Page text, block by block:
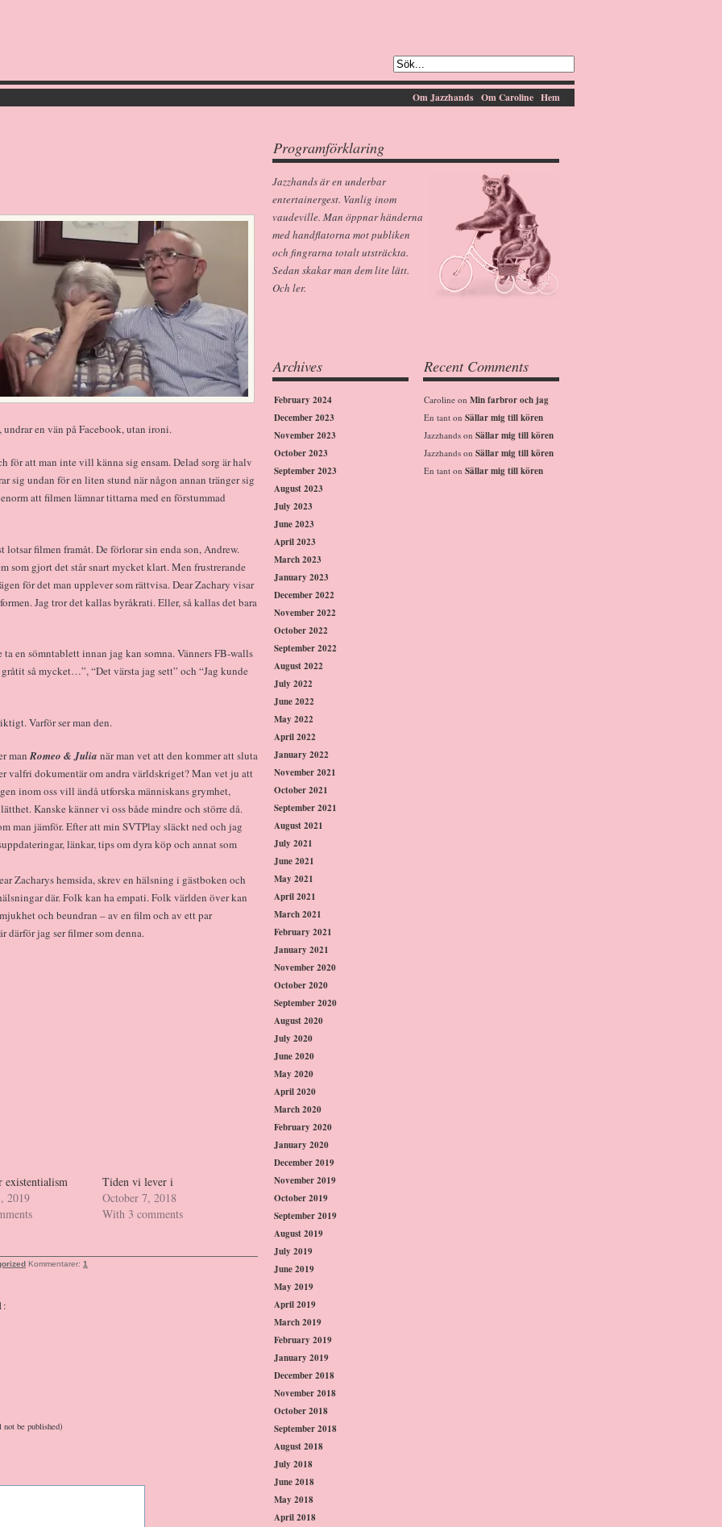
Hem
Om Caroline
Om Jazzhands
en vän på Facebook, utan ironi.
för att man inte vill känna sig ensam. Delad sorg är halv
sig undan för en liten stund när någon annan tränger sig
att filmen lämnar tittarna med en förstummad
lotsar filmen framåt. De förlorar sin enda son, Andrew.
som gjort det står snart mycket klart. Men frustrerande
för det man upplever som rättvisa. Dear Zachary visar
Jag tror det kallas byråkrati. Eller, så kallas det bara
en sömntablett innan jag kan somna. Vänners FB-walls
så mycket…”, “Det värsta jag sett” och “Jag kunde
Varför ser man den.
manRomeo & Julia när man vet att den kommer att sluta
valfri dokumentär om andra världskriget? Man vet ju att
inom oss vill ändå utforska människans grymhet,
Kanske känner vi oss både mindre och större då.
man jämför. Efter att min SVTPlay släckt ned och jag
länkar, tips om dyra köp och annat som
Zacharys hemsida, skrev en hälsning i gästboken och
där. Folk kan ha empati. Folk världen över kan
och beundran – av en film och av ett par
därför jag ser filmer som denna.
existentialism
2019
Tiden vi lever i
October 7, 2018
With 3 comments
Kommentarer: 1
be published)
Programförklaring
Jazzhands är en underbar
entertainergest. Vanlig inom
vaudeville. Man öppnar händerna
med handflatorna mot publiken
och fingrarna totalt utsträckta.
Sedan skakar man dem lite lätt.
Och ler.
Archives
February 2024
December 2023
November 2023
October 2023
September 2023
August 2023
July 2023
June 2023
April 2023
March 2023
January 2023
December 2022
November 2022
October 2022
September 2022
August 2022
July 2022
June 2022
May 2022
April 2022
January 2022
November 2021
October 2021
September 2021
August 2021
July 2021
June 2021
May 2021
April 2021
March 2021
February 2021
January 2021
November 2020
October 2020
September 2020
August 2020
July 2020
June 2020
May 2020
April 2020
March 2020
February 2020
January 2020
December 2019
November 2019
October 2019
September 2019
August 2019
July 2019
June 2019
May 2019
April 2019
March 2019
February 2019
January 2019
December 2018
November 2018
October 2018
September 2018
August 2018
July 2018
June 2018
May 2018
April 2018
Recent Comments
Caroline on Min farbror och jag
En tant on Sällar mig till kören
Jazzhands on Sällar mig till kören
Jazzhands on Sällar mig till kören
En tant on Sällar mig till kören